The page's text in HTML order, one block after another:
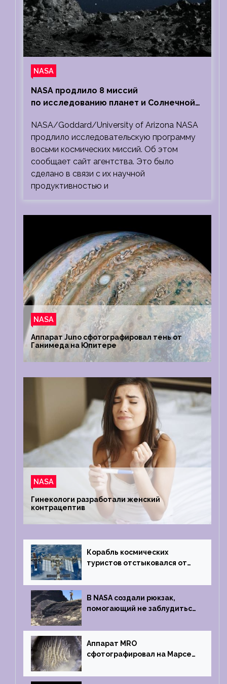
NASA
NASA продлило 8 миссий
по исследованию планет и Солнечной
NASA/Goddard/University of Arizona NASA
продлило исследовательскую программу
восьми космических миссий. Об этом
сообщает сайт агентства. Это было
сделано в связи с их научной
продуктивностью и
NASA
Аппарат Juno сфотографировал тень от
Ганимеда на Юпитере
NASA
Гинекологи разработали женский
контрацептив
Корабль космических
туристов отстыковался от
на Землю
В NASA создали рюкзак,
помогающий не заблудиться
Аппарат MRO
сфотографировал на Марсе
на отпечаток пальца